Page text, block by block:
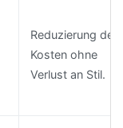
Reduzierung der
Kosten ohne
Verlust an Stil.